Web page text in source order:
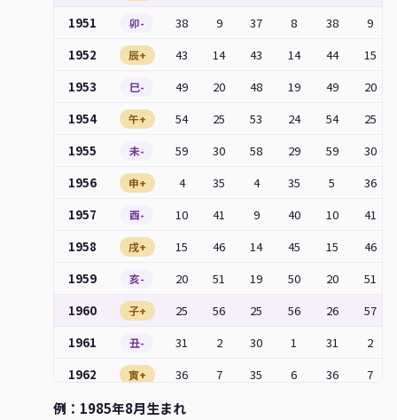
1951
卯- 38 9 37 8 38
9
1952
辰+ 43 14 43 14 44
15
1953
巳- 49 20 48 19 49
20
1954
午+ 54 25 53 24 54
25
1955
未- 59 30 58 29 59
30
1956
申+ 4 35 4 35 5
36
1957
酉- 10 41 9 40 10
41
1958
戌+ 15 46 14 45 15
46
1959
亥- 20 51 19 50 20
51
1960
子+ 25 56 25 56 26
57
1961
丑- 31 2 30 1 31
2
1962
寅+ 36 7 35 6 36
7
1963
卯- 41
例：1985年8月生まれ